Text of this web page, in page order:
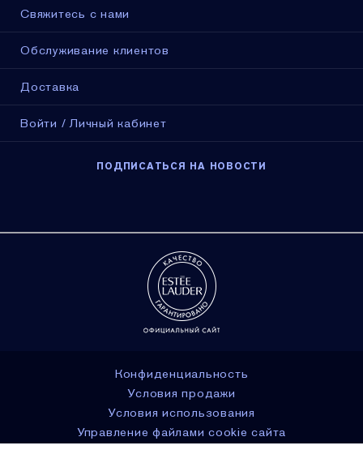
Свяжитесь с нами
Обслуживание клиентов
Доставка
Войти / Личный кабинет
ПОДПИСАТЬСЯ НА НОВОСТИ
Конфиденциальность
Условия продажи
Условия использования
Управление файлами cookie сайта